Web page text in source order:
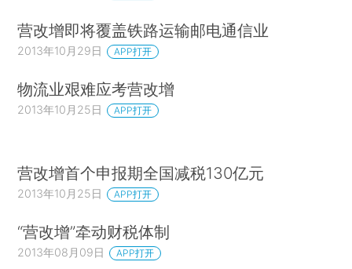
营改增即将覆盖铁路运输邮电通信业
2013年10月29日 APP打开
物流业艰难应考营改增
2013年10月25日 APP打开
营改增首个申报期全国减税130亿元
2013年10月25日 APP打开
“营改增”牵动财税体制
2013年08月09日 APP打开